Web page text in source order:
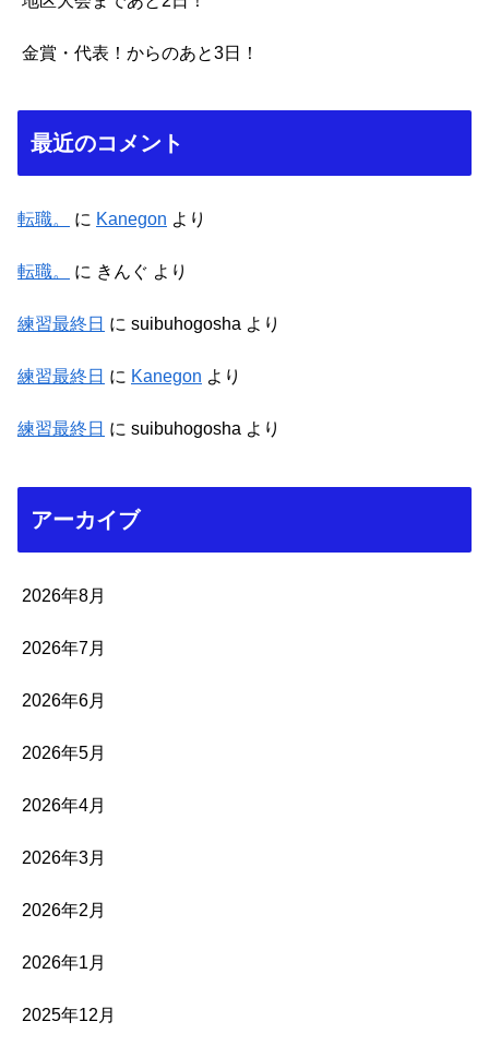
金賞・代表！からのあと3日！
最近のコメント
転職。 に Kanegon より
転職。 に きんぐ より
練習最終日 に suibuhogosha より
練習最終日 に Kanegon より
練習最終日 に suibuhogosha より
アーカイブ
2026年8月
2026年7月
2026年6月
2026年5月
2026年4月
2026年3月
2026年2月
2026年1月
2025年12月